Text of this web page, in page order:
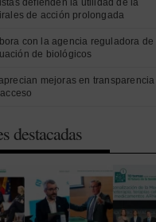
de acción prolongada
con la agencia reguladora de
de biológicos
mejoras en transparencia
destacadas